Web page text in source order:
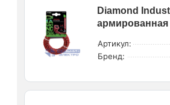
Diamond
армированная
Артикул:
Бренд: